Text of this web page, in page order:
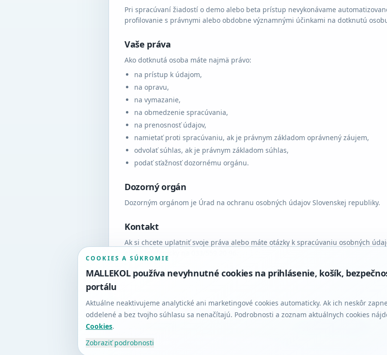
Pri spracúvaní žiadostí o demo alebo beta prístup nevykonávame
profilovanie s právnymi alebo obdobne významnými účinkami na dotknutú
Vaše práva
Ako dotknutá osoba máte najmä právo:
na prístup k údajom,
na opravu,
na vymazanie,
na obmedzenie spracúvania,
na prenosnosť údajov,
namietať proti spracúvaniu, ak je právnym základom oprávnený záujem,
odvolať súhlas, ak je právnym základom súhlas,
podať sťažnosť dozornému orgánu.
Dozorný orgán
Dozorným orgánom je Úrad na ochranu osobných údajov Slovenskej republiky.
Kontakt
Ak si chcete uplatniť svoje práva alebo máte otázky k spracúvaniu osobných
alebo telefonicky na 033/559 20 96.
COOKIES A SÚKROMIE
MALLEKOL používa nevyhnutné cookies na prihlásenie, košík,
portálu
Aktuálne neaktivujeme analytické ani marketingové cookies automaticky. Ak ich neskôr
oddelené a bez tvojho súhlasu sa nenačítajú. Podrobnosti a zoznam aktuálnych cookies
Cookies.
Zobraziť podrobnosti